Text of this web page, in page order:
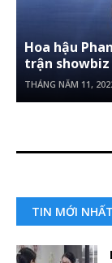
Hoa hậu
trận showbiz
THÁNG NĂM 11,
TIN MỚI NHẤT